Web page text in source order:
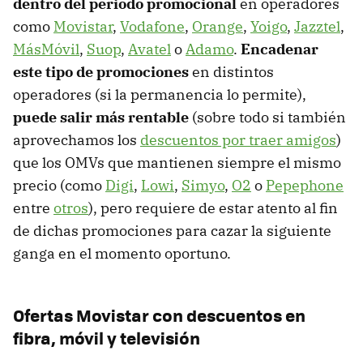
como Movistar, Vodafone, Orange, Yoigo, Jazztel,
MásMóvil, Suop, AvateloAdamo. Encadenar
este tipo de promocionesen distintos
operadores (si la permanencia lo permite),
puede salir más rentable (sobre todo si también
aprovechamos los descuentos por traer amigos)
que los OMVs que mantienen siempre el mismo
precio (como Digi, Lowi, Simyo, O2 o Pepephone
entre otros), pero requiere de estar atento al fin
de dichas promociones para cazar la siguiente
ganga en el momento oportuno.
Ofertas Movistar con descuentos en
fibra, móvil y televisión